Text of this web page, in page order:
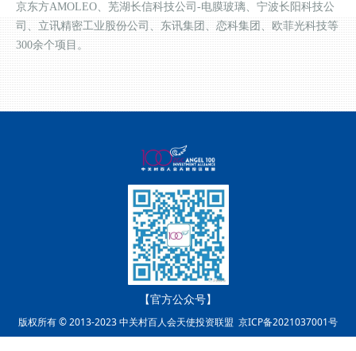
京东方AMOLEO、芜湖长信科技公司-电膜玻璃、宁波长阳科技公
司、立讯精密工业股份公司、东讯集团、恋科集团、欧菲光科技等
300余个项目。
【官方公众号】
版权所有 © 2013-2023 中关村百人会天使投资联盟 京ICP备2021037001号